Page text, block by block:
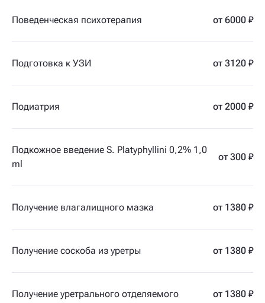
Поведенческая психотерапия от 6000 ₽
Подготовка к УЗИ от 3120 ₽
Подиатрия от 2000 ₽
Подкожное введение S. Platyphyllini 0,2% 1,0
ml
от 300 ₽
Получение влагалищного мазка от 1380 ₽
Получение соскоба из уретры от 1380 ₽
Получение уретрального отделяемого от 1380 ₽